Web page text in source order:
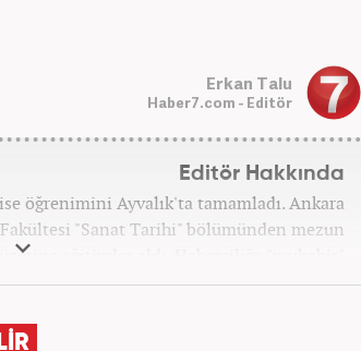
Erkan Talu
Haber7.com - Editör
Editör Hakkında
öğrenimini Ayvalık'ta tamamladı. Ankara
"Sanat Tarihi" bölümünden mezun
eğitimler aldı. Haberciliğe "muhabir"
Haber 7'ye geçti. Kariyerine, Haber7'de